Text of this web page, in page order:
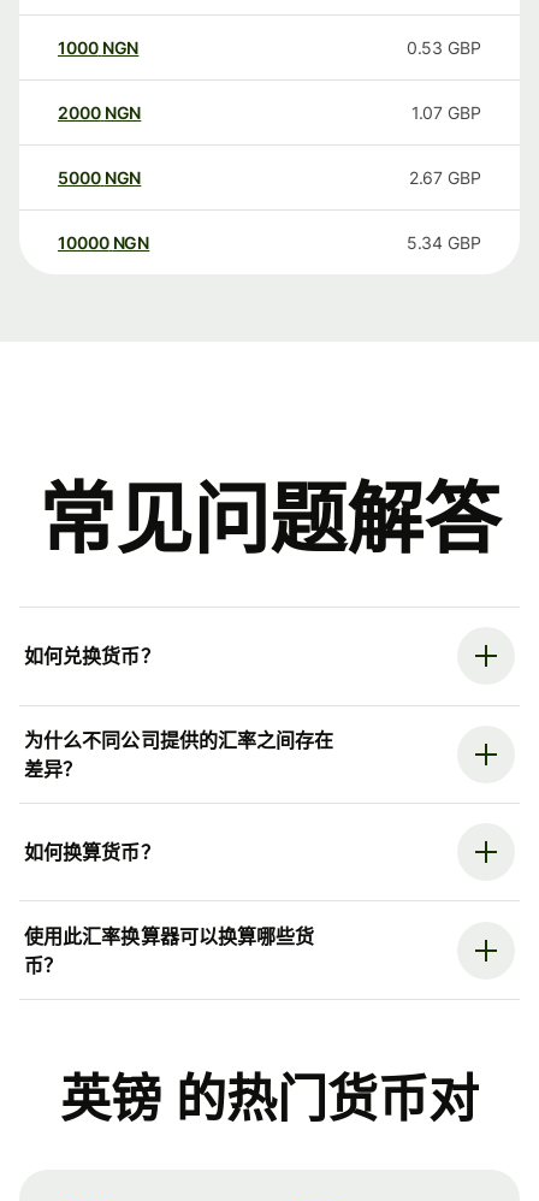
1000 NGN 0.53 GBP
2000 NGN 1.07 GBP
5000 NGN 2.67 GBP
10000 NGN 5.34 GBP
常见问题解答
如何兑换货币？
为什么不同公司提供的汇率之间存在
差异？
如何换算货币？
使用此汇率换算器可以换算哪些货
币？
英镑 的热门货币对